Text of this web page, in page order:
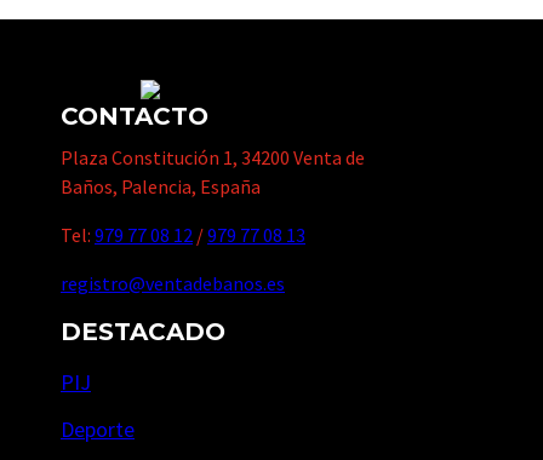
CONTACTO
Plaza Constitución 1, 34200 Venta de
Baños, Palencia, España
Tel: 979 77 08 12 /979 77 08 13
registro@ventadebanos.es
DESTACADO
PIJ
Deporte